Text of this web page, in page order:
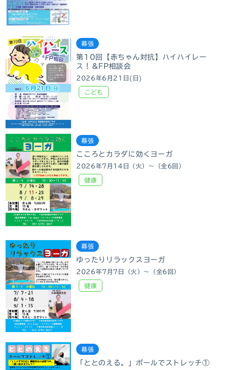
幕張
第10回【赤ちゃん対抗】ハイハイレー
ス！＆FP相談会
2026年6月21日(日)
こども
幕張
こころとカラダに効くヨーガ
2026年7月14日（火）～（全6回）
健康
幕張
ゆったりリラックスヨーガ
2026年7月7日（火）～（全6回）
健康
幕張
「ととのえる。」ポールでストレッチ①